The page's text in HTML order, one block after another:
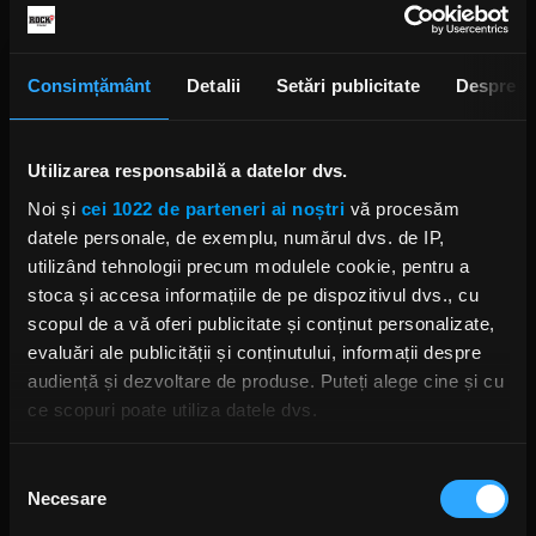
Consimțământ Detalii Setări publicitate Despre
Utilizarea responsabilă a datelor dvs.
Noi și cei 1022 de parteneri ai noștri vă procesăm
datele personale, de exemplu, numărul dvs. de IP,
utilizând tehnologii precum modulele cookie, pentru a
stoca și accesa informațiile de pe dispozitivul dvs., cu
scopul de a vă oferi publicitate și conținut personalizate,
evaluări ale publicității și conținutului, informații despre
audiență și dezvoltare de produse. Puteți alege cine și cu
ce scopuri poate utiliza datele dvs.
Să colectăm informațiile cu privire la locația dvs.
consimțământului
Necesare
Doctorul veterinar Cristian Cristea, despre
donarea de sânge la animale, în direct la „Rock
Driver”
Animalele de companie pot dona sânge.
donarea de sânge și transfuzia sanguina la câini și